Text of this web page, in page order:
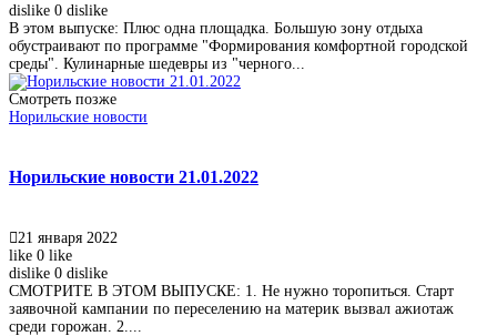
dislike 0 dislike
В этом выпуске: Плюс одна площадка. Большую зону отдыха
обустраивают по программе "Формирования комфортной городской
среды". Кулинарные шедевры из "черного...
Смотреть позже
Норильские новости
Норильские новости 21.01.2022
21 января 2022
like 0 like
dislike 0 dislike
СМОТРИТЕ В ЭТОМ ВЫПУСКЕ: 1. Не нужно торопиться. Старт
заявочной кампании по переселению на материк вызвал ажиотаж
среди горожан. 2....